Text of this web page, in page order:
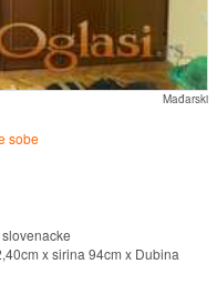
Mađarski
sobe
x sirina 94cm x Dubina